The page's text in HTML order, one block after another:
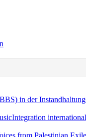
in der Instandhaltung
Integration
from Palestinian